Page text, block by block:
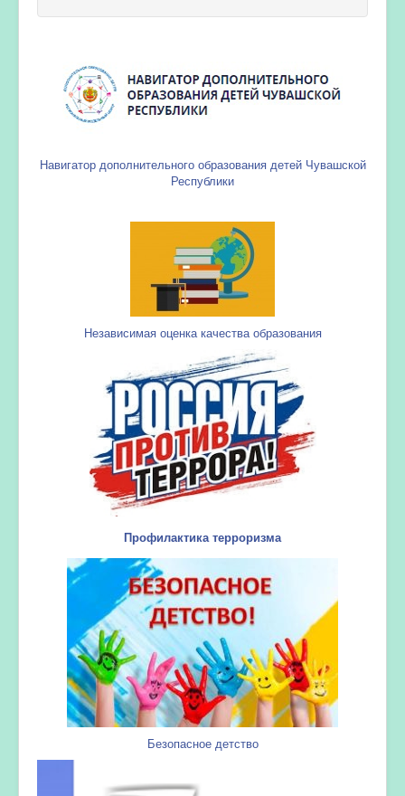
Навигатор дополнительного образования детей Чувашской
Республики
Независимая оценка качества образования
Профилактика терроризма
Безопасное детство